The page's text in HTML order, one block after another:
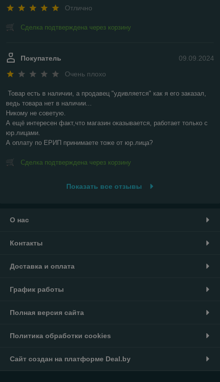
Отлично
Сделка подтверждена через корзину
09.09.2024
Покупатель
Очень плохо
Товар есть в наличии, а продавец "удивляется" как я его заказал,
ведь товара нет в наличии...
Никому не советую.
А ещё интересен факт,что магазин оказывается, работает только с
юр.лицами.
А оплату по ЕРИП принимаете тоже от юр.лица?
Сделка подтверждена через корзину
Показать все отзывы
О нас
Контакты
Доставка и оплата
График работы
Полная версия сайта
Политика обработки cookies
Сайт создан на платформе Deal.by